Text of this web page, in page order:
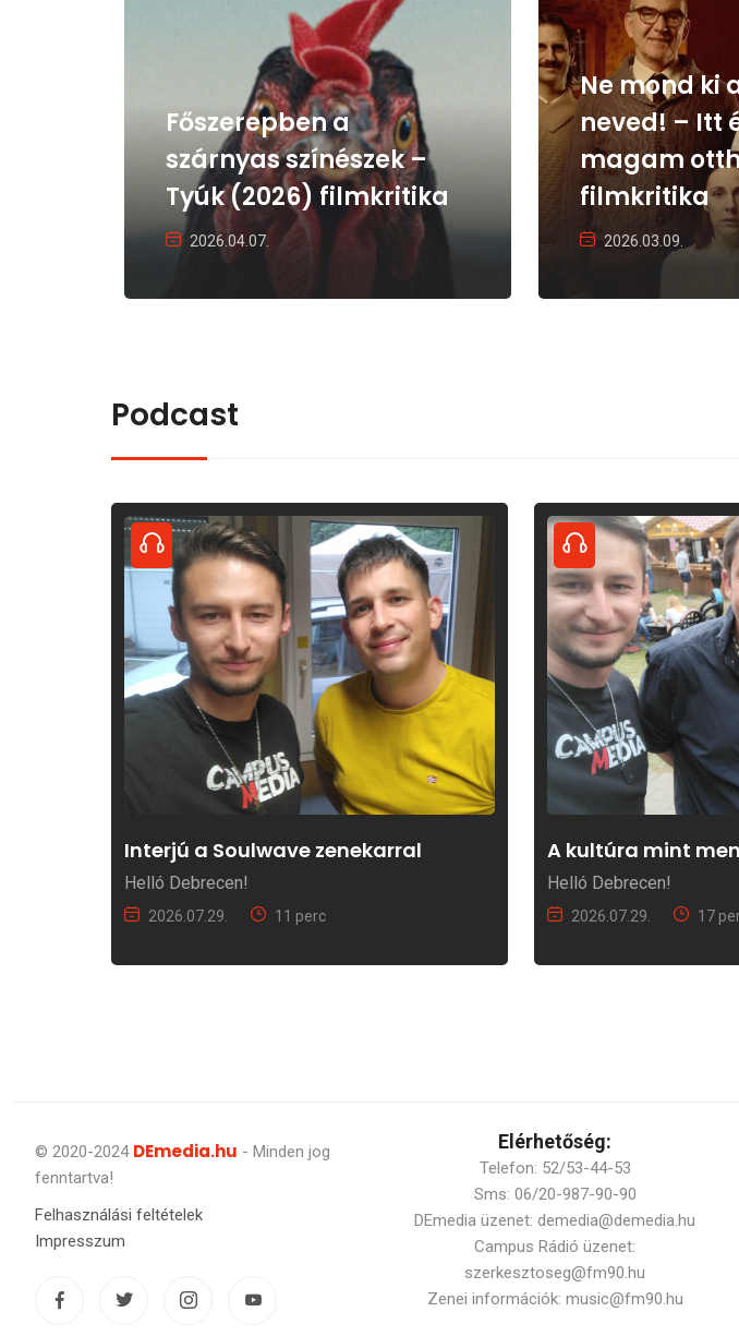
Főszerepben a
szárnyas színészek –
Tyúk (2026) filmkritika
2026.04.07.
Ne mond ki
neved! – Itt
magam
filmkritika
2026.03.09.
Podcast
Interjú a Soulwave zenekarral
Helló Debrecen!
2026.07.29. 11 perc
A kultúra mint
Helló Debrecen!
2026.07.29. 17
© 2020-2024 DEmedia.hu - Minden jog
fenntartva!
Felhasználási feltételek
Impresszum
Elérhetőség:
Telefon: 52/53-44-53
Sms: 06/20-987-90-90
DEmedia üzenet: demedia@demedia.hu
Campus Rádió üzenet:
szerkesztoseg@fm90.hu
Zenei információk: music@fm90.hu